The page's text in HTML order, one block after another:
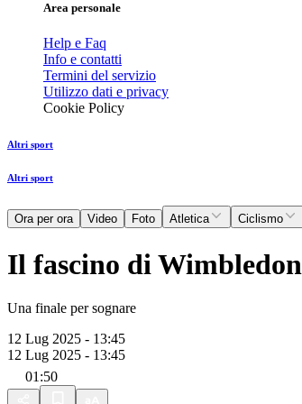
Area personale
Help e Faq
Info e contatti
Termini del servizio
Utilizzo dati e privacy
Cookie Policy
Altri sport
Altri sport
Ora per ora Video Foto Atletica Ciclismo
Il fascino di Wimbledon
Una finale per sognare
12 Lug 2025 - 13:45
12 Lug 2025 - 13:45
01:50